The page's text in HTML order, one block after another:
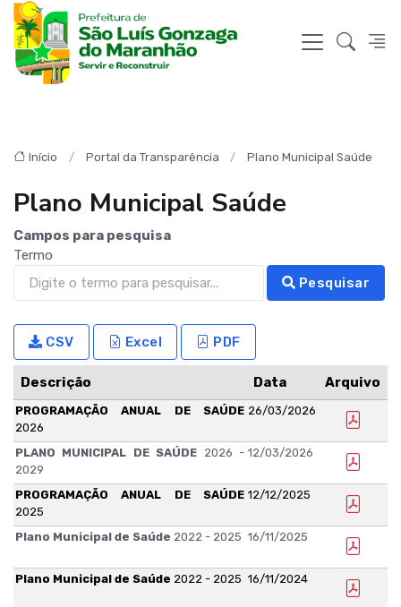
Início Portal da Transparência Plano Municipal Saúde
Plano Municipal Saúde
Campos para pesquisa
Termo
Pesquisar
CSV Excel PDF
Descrição Data Arquivo
PROGRAMAÇÃO ANUAL DE SAÚDE
2026
26/03/2026
PLANO MUNICIPAL DE SAÚDE 2026 -
2029
12/03/2026
PROGRAMAÇÃO ANUAL DE SAÚDE
2025
12/12/2025
Plano Municipal de Saúde 2022 - 2025 16/11/2025
Plano Municipal de Saúde 2022 - 2025 16/11/2024